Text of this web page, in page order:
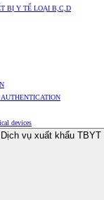
BỊ Y TẾ LOẠI B,C,D
devices
vụ xuất khẩu TBYT